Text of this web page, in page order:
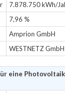
7.878.750 kWh/
7,96 %
Amprion GmbH
WESTNETZ GmbH
eine